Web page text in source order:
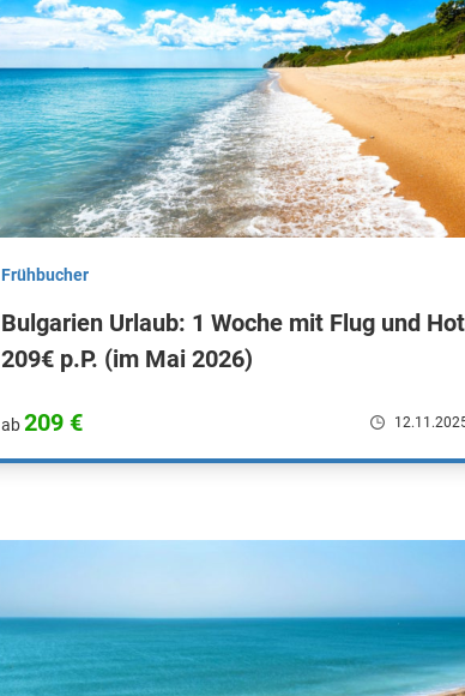
Frühbucher
Bulgarien Urlaub: 1 Woche mit Flug und
209€ p.P. (im Mai 2026)
ab209 €